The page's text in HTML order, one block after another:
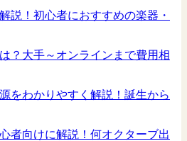
説！初心者におすすめの楽器・
？大手～オンラインまで費用相
をわかりやすく解説！誕生から
者向けに解説！何オクターブ出